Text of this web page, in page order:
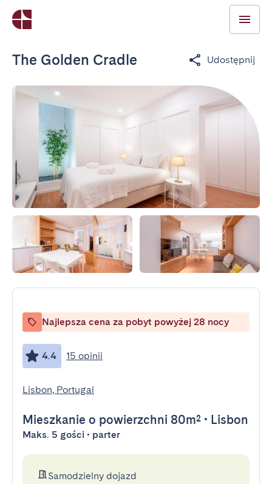
The Golden Cradle Udostępnij
Najlepsza cena za pobyt powyżej 28 nocy
4.4 15 opinii
Lisbon, Portugal
Mieszkanie o powierzchni 80m² • Lisbon
Maks. 5 gości • parter
Samodzielny dojazd